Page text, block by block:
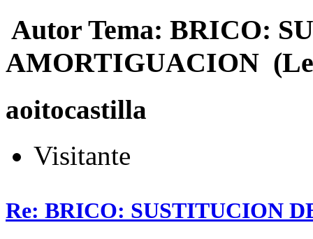
Autor Tema: BRICO:
AMORTIGUACION
aoitocastilla
Visitante
Re: BRICO: SUSTITUCION